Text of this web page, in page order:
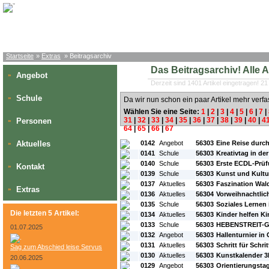
Startseite » Extras » Beitragsarchiv
» Angebot
» Schule
» Personen
» Aktuelles
» Kontakt
» Extras
Die letzten 5 Artikel:
01.07.2025
Sag zum Abschied leise Servus
20.06.2025
Das Beitragsarchiv! Alle
Derzeit sind 1401 Artikel eingetragen!
Da wir nun schon ein paar Artikel mehr
Wählen Sie eine Seite: 1 2 3 4 5 6 7
31
32 33 34 35 36 37 38 39 40
64|65|66|67
#L: #ID: #Rubrik:
0142 Angebot 56303 Eine Reise
0141 Schule 56303 Kreativtag in
0140 Schule 56303 Erste ECDL-
0139 Schule 56303 Kunst und
0137 Aktuelles 56303 Faszination
0136 Aktuelles 56304
0135 Schule 56303 Soziales Lernen
0134 Aktuelles 56303 Kinder helfen
0133 Schule 56303 HEBENSTREIT-
0132 Angebot 56303 Hallenturnier in
0131 Aktuelles 56303 Schritt für
0130 Aktuelles 56303 Kunstkalender
0129 Angebot 56303